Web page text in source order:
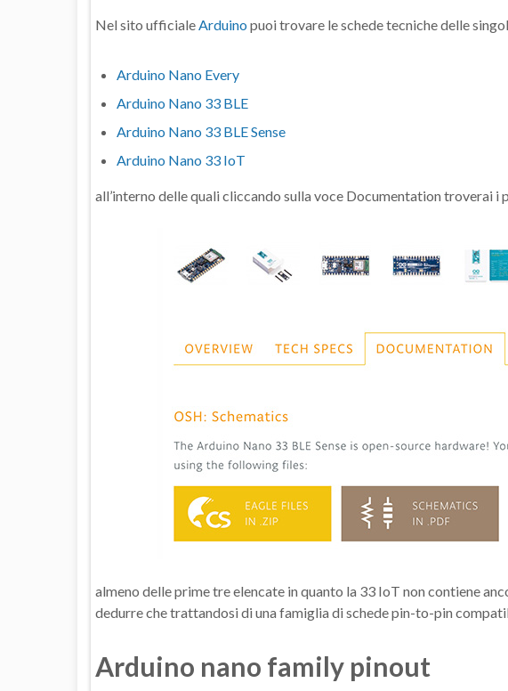
Nel sito ufficialeArduino puoi trovare le schede tecniche delle
Arduino Nano Every
Arduino Nano 33 BLE
Arduino Nano 33 BLE Sense
Arduino Nano 33 IoT
all’interno delle quali cliccando sulla voce Documentation troverai i
almeno delle prime tre elencate in quanto la 33 IoT non contiene
dedurre che trattandosi di una famiglia di schede pin-to-pin
Arduino nano family pinout